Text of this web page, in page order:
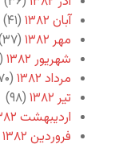
آبان ۱۳۸۲
(۴۱)
مهر ۱۳۸۲
(۳۷)
شهریور ۱۳۸۲
(۵۱)
مرداد ۱۳۸۲
(۷۰)
تیر ۱۳۸۲
(۹۸)
اردیبهشت ۱۳۸۲
فروردین ۱۳۸۲